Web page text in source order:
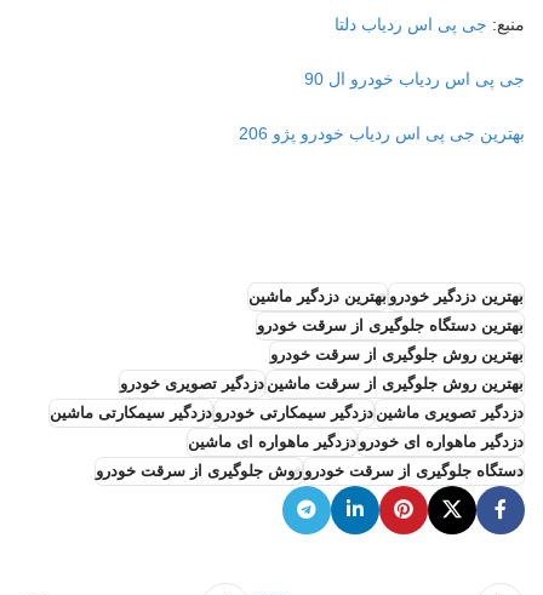
منبع: جی پی اس ردیاب دلتا
جی پی اس ردیاب خودرو ال 90
بهترین جی پی اس ردیاب خودرو پژو 206
بهترین دزدگیر خودرو بهترین دزدگیر ماشین
بهترین دستگاه جلوگیری از سرقت خودرو
بهترین روش جلوگیری از سرقت خودرو
بهترین روش جلوگیری از سرقت ماشین دزدگیر تصویری خودرو
دزدگیر تصویری ماشین دزدگیر سیمکارتی خودرو دزدگیر سیمکارتی ماشین
دزدگیر ماهواره ای خودرو دزدگیر ماهواره ای ماشین
دستگاه جلوگیری از سرقت خودرو روش جلوگیری از سرقت خودرو